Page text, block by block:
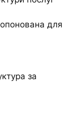
для
за